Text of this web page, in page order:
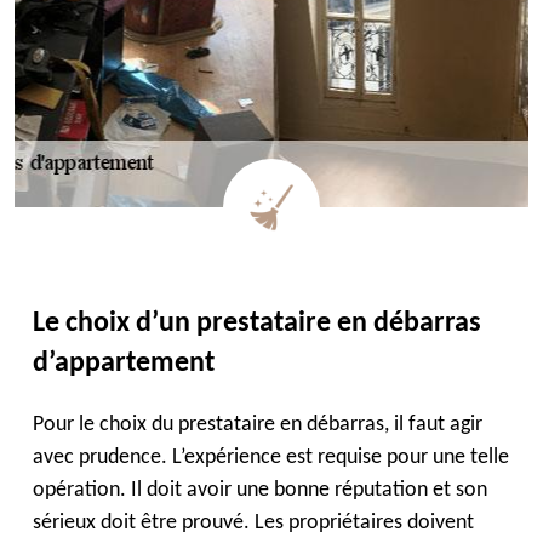
Le choix d’un prestataire en débarras
d’appartement
Pour le choix du prestataire en débarras, il faut agir
avec prudence. L’expérience est requise pour une telle
opération. Il doit avoir une bonne réputation et son
sérieux doit être prouvé. Les propriétaires doivent